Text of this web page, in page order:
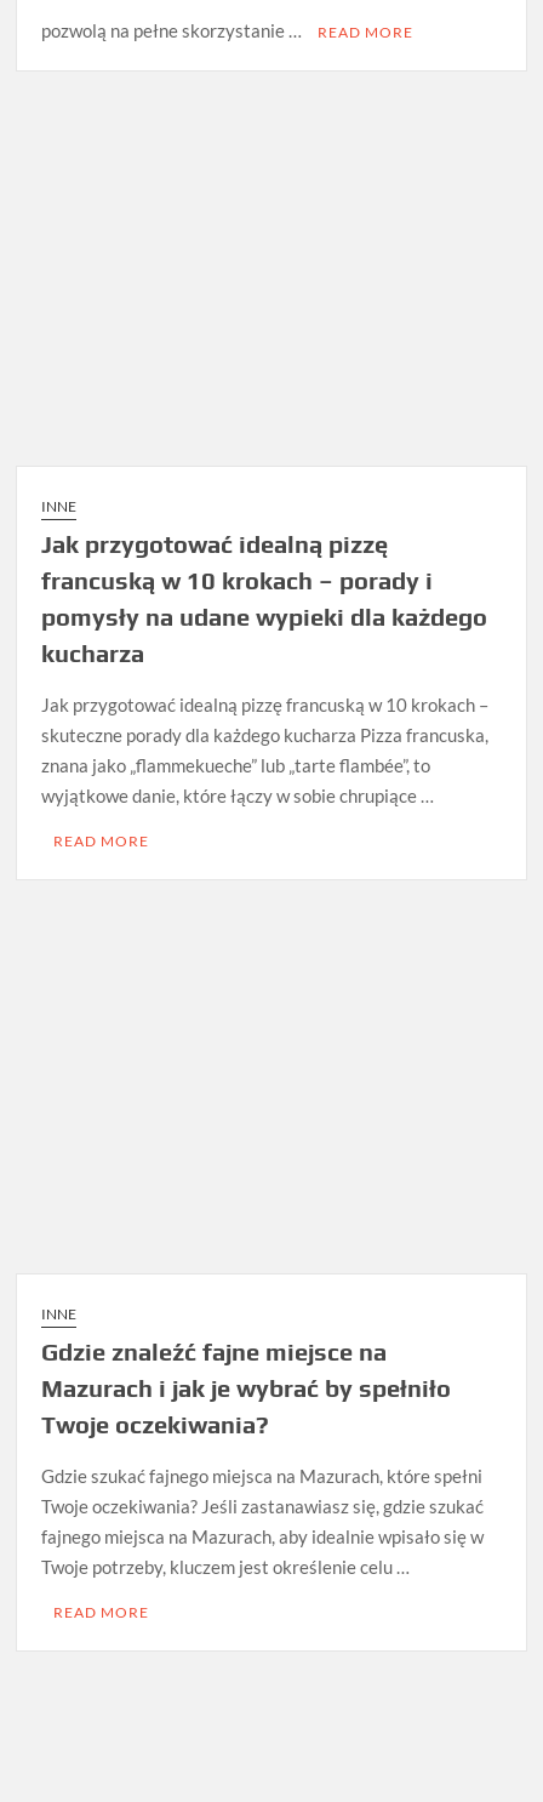
pozwolą na pełne skorzystanie …
READ MORE
INNE
Jak przygotować idealną pizzę
francuską w 10 krokach – porady i
pomysły na udane wypieki dla każdego
kucharza
Jak przygotować idealną pizzę francuską w 10 krokach –
skuteczne porady dla każdego kucharza Pizza francuska,
znana jako „flammekueche” lub „tarte flambée”, to
wyjątkowe danie, które łączy w sobie chrupiące …
READ MORE
INNE
Gdzie znaleźć fajne miejsce na
Mazurach i jak je wybrać by spełniło
Twoje oczekiwania?
Gdzie szukać fajnego miejsca na Mazurach, które spełni
Twoje oczekiwania? Jeśli zastanawiasz się, gdzie szukać
fajnego miejsca na Mazurach, aby idealnie wpisało się w
Twoje potrzeby, kluczem jest określenie celu …
READ MORE